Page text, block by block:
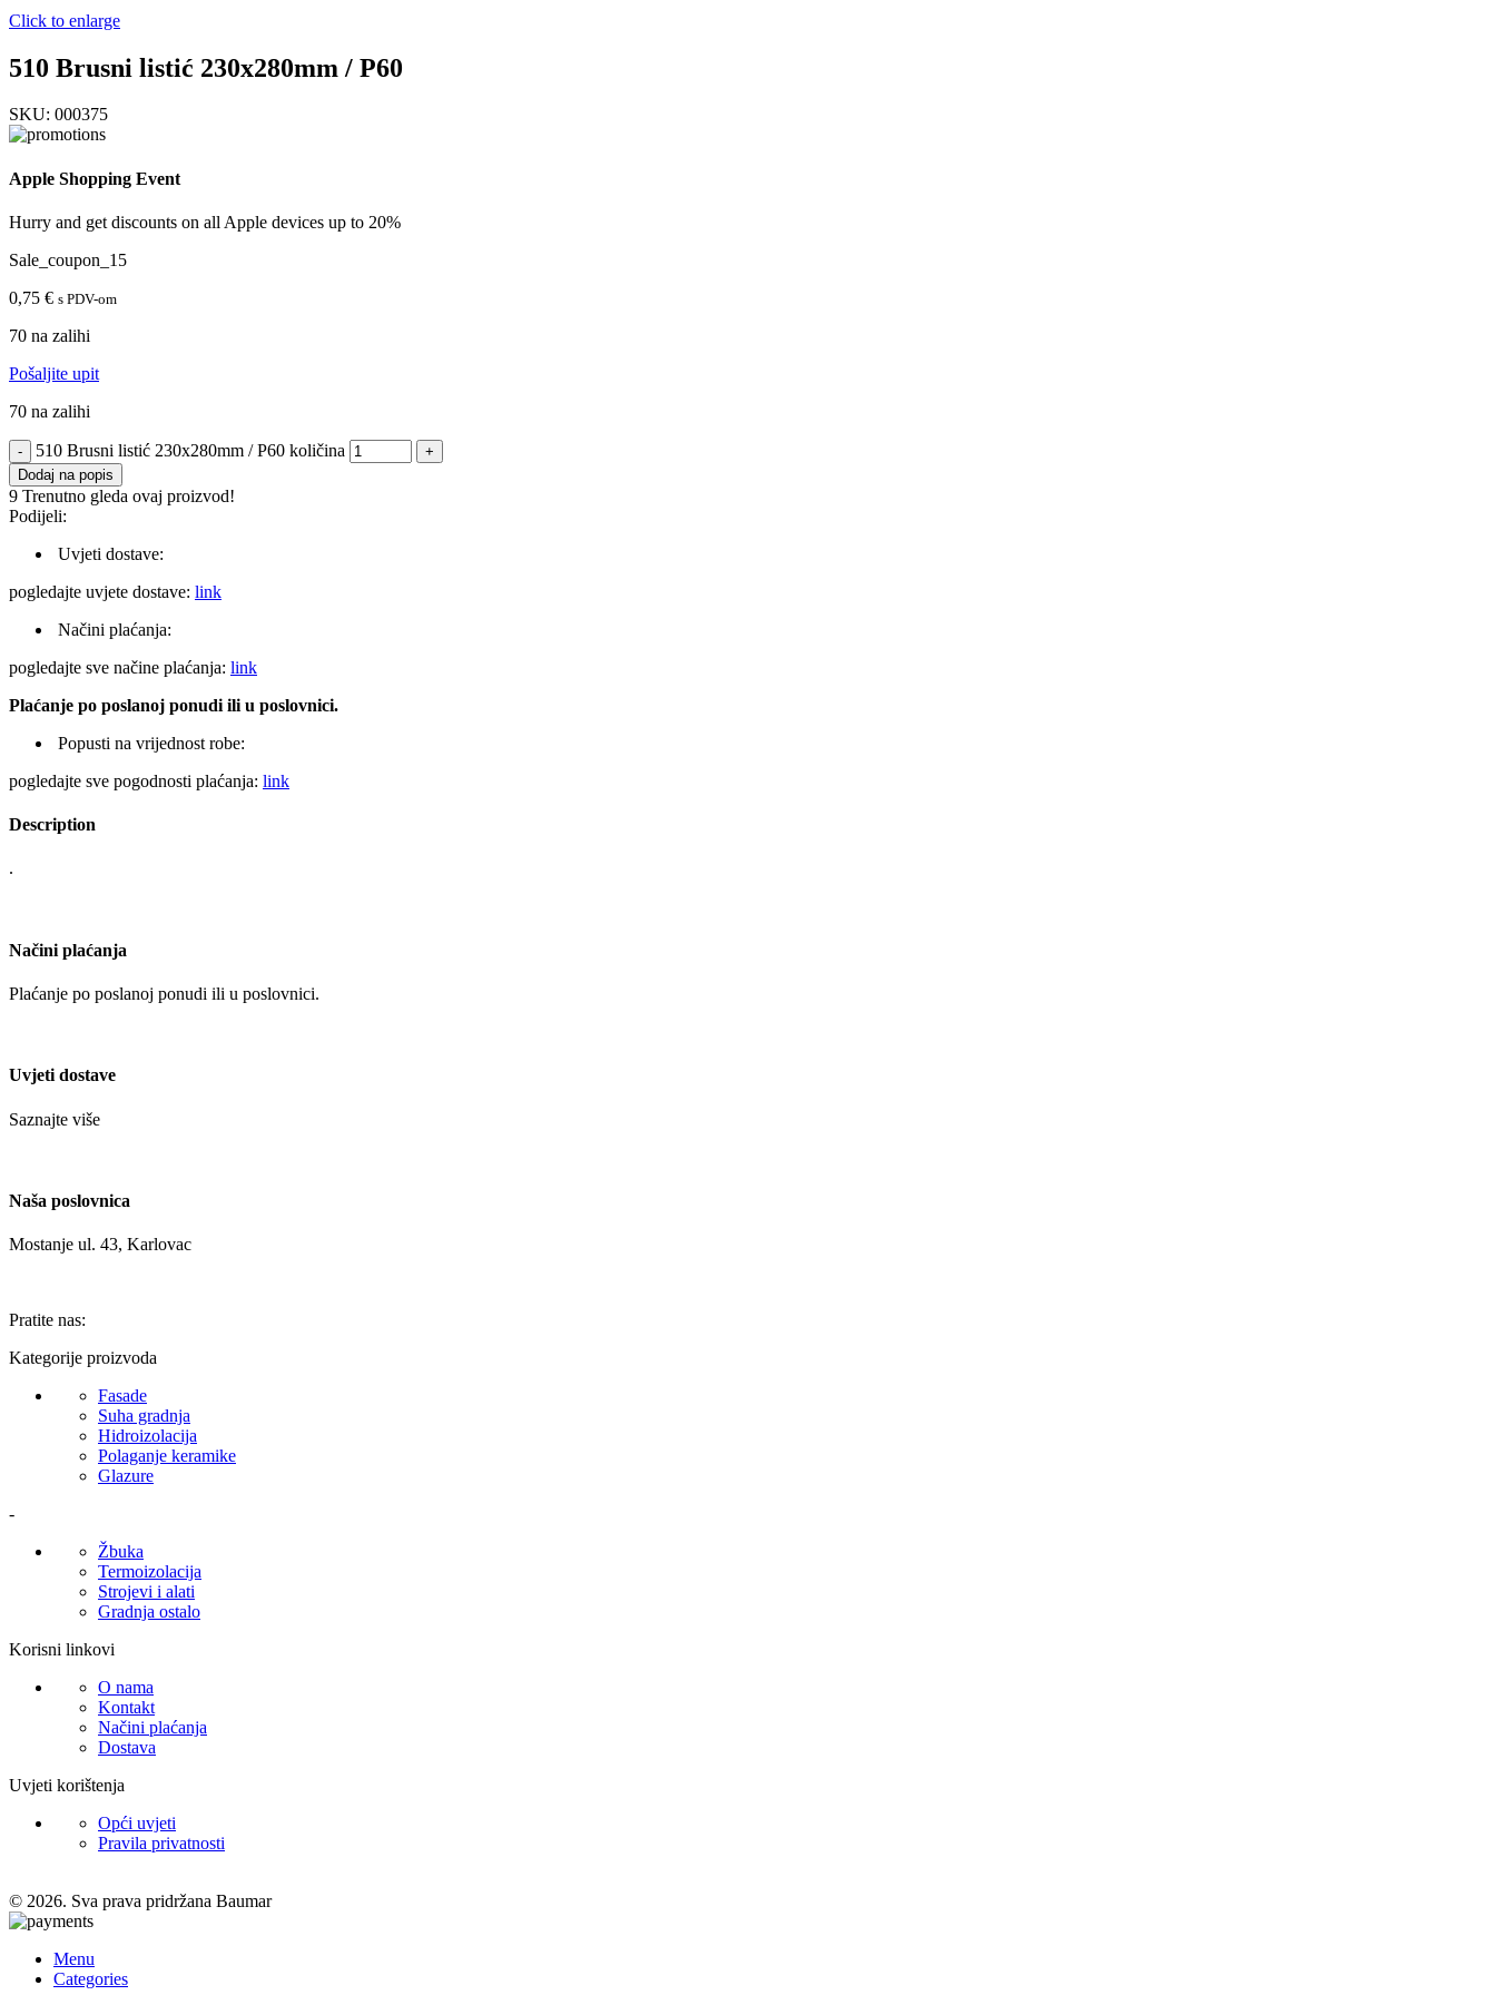
Click to enlarge
510 Brusni listić 230x280mm / P60
SKU: 000375
Apple Shopping Event
Hurry and get discounts on all Apple devices up to 20%
Sale_coupon_15
0,75 € s PDV-om
70 na zalihi
Pošaljite upit
70 na zalihi
510 Brusni listić 230x280mm / P60 količina
Dodaj na popis
9 Trenutno gleda ovaj proizvod!
Podijeli:
Uvjeti dostave:
pogledajte uvjete dostave: link
Načini plaćanja:
pogledajte sve načine plaćanja: link
Plaćanje po poslanoj ponudi ili u poslovnici.
Popusti na vrijednost robe:
pogledajte sve pogodnosti plaćanja: link
Description
.
Načini plaćanja
Plaćanje po poslanoj ponudi ili u poslovnici.
Uvjeti dostave
Saznajte više
Naša poslovnica
Mostanje ul. 43, Karlovac
Pratite nas:
Kategorije proizvoda
Fasade
Suha gradnja
Hidroizolacija
Polaganje keramike
Glazure
-
Žbuka
Termoizolacija
Strojevi i alati
Gradnja ostalo
Korisni linkovi
O nama
Kontakt
Načini plaćanja
Dostava
Uvjeti korištenja
Opći uvjeti
Pravila privatnosti
© 2026. Sva prava pridržana Baumar
Menu
Categories